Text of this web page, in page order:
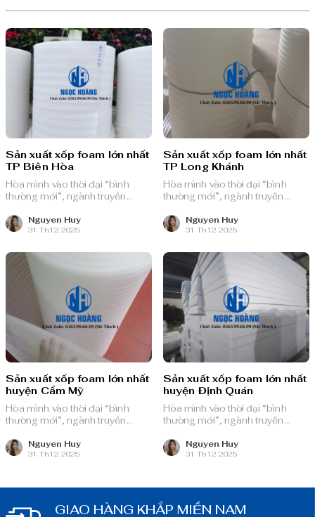
Sản xuất xốp foam lớn nhất
TP Biên Hòa
Hòa mình vào thời đại “bình
thường mới”, ngành truyền
nguồn lực dồi dào và chiến lược
bài bản, sẵn sàng ghi danh trên
Nguyen Huy
31 Th12 2025
Sản xuất xốp foam lớn nhất
TP Long Khánh
Hòa mình vào thời đại “bình
thường mới”, ngành truyền
nguồn lực dồi dào và chiến lược
bài bản, sẵn sàng ghi danh trên
Nguyen Huy
31 Th12 2025
Sản xuất xốp foam lớn nhất
huyện Cẩm Mỹ
Hòa mình vào thời đại “bình
thường mới”, ngành truyền
nguồn lực dồi dào và chiến lược
bài bản, sẵn sàng ghi danh trên
Nguyen Huy
31 Th12 2025
Sản xuất xốp foam lớn nhất
huyện Định Quán
Hòa mình vào thời đại “bình
thường mới”, ngành truyền
nguồn lực dồi dào và chiến lược
bài bản, sẵn sàng ghi danh trên
Nguyen Huy
31 Th12 2025
GIAO HÀNG KHẮP MIỀN NAM